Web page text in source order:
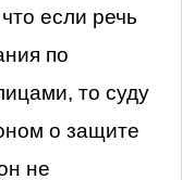
если речь
по
то суду
о защите
не